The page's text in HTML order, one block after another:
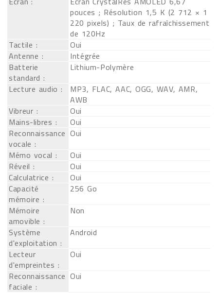
pouces ; Résolution 1,5 K (2 712 × 1
220 pixels) ; Taux de rafraîchissement
de 120Hz
Tactile :
Oui
Antenne :
Intégrée
Batterie
standard :
Lithium-Polymère
Lecture audio :
MP3, FLAC, AAC, OGG, WAV, AMR,
AWB
Vibreur :
Oui
Mains-libres :
Oui
Reconnaissance
vocale :
Oui
Mémo vocal :
Oui
Réveil :
Oui
Calculatrice :
Oui
Capacité
mémoire :
256 Go
Mémoire
amovible :
Non
Système
d'exploitation :
Android
Lecteur
d'empreintes :
Oui
Reconnaissance
faciale :
Oui